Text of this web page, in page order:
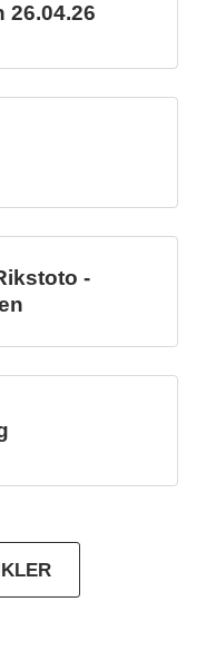
26.04.26
-